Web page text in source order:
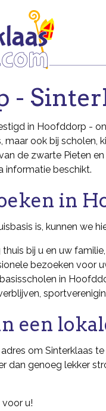
-
in Hoofddorp -
ook bij scholen,
de zwarte Pieten
informatie beschikt.
in
is, kunnen we
thuis bij u en uw
bezoeken voor
in
een
om Sinterklaas
dan genoeg lekker
voor u!